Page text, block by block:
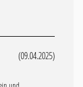
(09.04.2025)